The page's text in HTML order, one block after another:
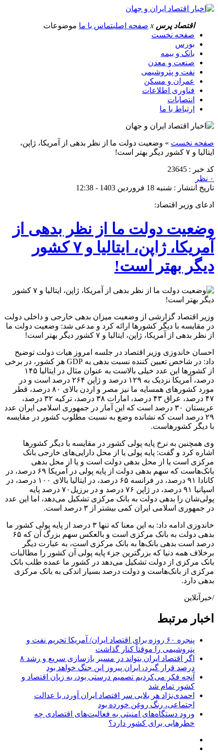
اقتصاد پرس x صفحه اصلیتماس با ما موضوعات
صفحه نخست
بورس
بانک و بیمه
صنعت و معدن
نفت و پتروشیمی
عمران و مسکن
فناوری اطلاعات
انتصابات
ارتباط با ما
صفحه نخست » وضعیت دولت ما از نظر بدهی از آمریکا، ژاپن،
ایتالیا و ۷ کشور دیگر‌ بهتر است!
کد خبر : 23645
۰ نظر
تاریخ انتشار : شنبه 18 فروردین 1403 - 12:38
ادعای وزیر اقتصاد:
وضعیت دولت ما از نظر بدهی از
آمریکا، ژاپن، ایتالیا و ۷ کشور
دیگر‌ بهتر است!
وزیر اقتصاد گزارشی از وضعیت میزان بدهی خارجی و داخلی دولت
در مقایسه با دیگر کشور‌ها ارائه کرد و مدعی شد: وضعیت دولت ما
از نظر بدهی از آمریکا، ژاپن، ایتالیا و ۷ کشور دیگر‌ بهتر است!
احسان خاندوزی وزیر اقتصاد در جلسه امروز هیات دولت توضیح
داد: در شاخص تعیین کننده نسبت بدهی به GDP هر کشور، در برخی
از کشور‌ها این عدد خیلی بالاست به عنوان مثال در ایتالیا ۱۴۵
درصد، آمریکا نزدیک به ۱۲۹ درصد و ژاپن ۲۶۴ درصد است و در
مورد کشور‌های همسایه ما نیز مصر و اردن بالای ۸۰ درصد، قطر
۴۷ درصد، عراق ۴۳ درصد، امارات ۳۸ درصد، ترکیه ۳۲ درصد،
عربستان ۳۰ درصد است که این آمار در جمهوری اسلامی ایران عدد
۲۹ درصد است که نشانده وضع به نسبت مطلوب کشور در مقایسه
با دیگر کشورهاست.
وی همچنین به نرخ پایه پولی کشور در مقایسه با دیگر کشور‌ها
اشاره کرد و گفت: پایه پولی یا از محل دارایی‌های خارجی بانک
مرکزی است یا از محل بدهی دولت است و یا از محل بدهی
بانک‌هاست که سهم بدهی دولت از پایه پولی در آمریکا ۶۹ درصد، در
کانادا ۹۱ درصد، در فرانسه ۶۵ درصد، در ایتالیا بالای ۱۰۰ درصد، در
اسپانیا ۹۱ درصد، در ژاپن ۷۶ درصد و در برزیل۷۰ درصد پایه
پولی‌شان را بدهی دولت به بانک مرکزی تشکیل می‌دهد، اما این عدد
در جمهوری اسلامی ایران کمی بیشتر از ۳ درصد است.
خاندوزی ادامه داد: به این معنا که تنها ۳ درصد از پایه پولی کشور ما
بدهی دولت به بانک مرکزی است و بالعکس سهم بزرگ آن که ۶۵
درصد است بدهی بانک‌ها به بانک مرکزی است، به عبارت دیگر
برخلاف همه دنیا که بزرگترین جزء پایه پولی آن کشور را مطالبات
بانک مرکزی از دولت تشکیل می‌دهد در کشور ما عمده طلب بانک
مرکزی از بانک‌هاست و دولت درصد بسیار اندکی به بانک مرکزی
بدهی دارد.
/خبرآنلاین
اخبار مرتبط
پنجره ۶۰ روزه برای اقتصاد ایران/ آمریکا تحریم نفت و
پتروشیمی را موقتاً کنار گذاشت
اگر اقتصاد ایران بتواند در مسیر بازسازی سریع و رشد ۸
درصد قرار گیرد، ایران پیروز این جنگ خواهد بود
آنچه فکر می‌کردیم تصمیم درستی بود، به زیان اقتصاد و
کشور تمام شد
احمدی‌نژاد هر بلایی سر اقتصاد ایران آورد، با عدالت
اجتماعی، رنگ روغن خورده بود
ورود دستگاه‌های امنیتی به فعالیت‌های اقتصادی چه
خطرهایی برای کشور دارد؟